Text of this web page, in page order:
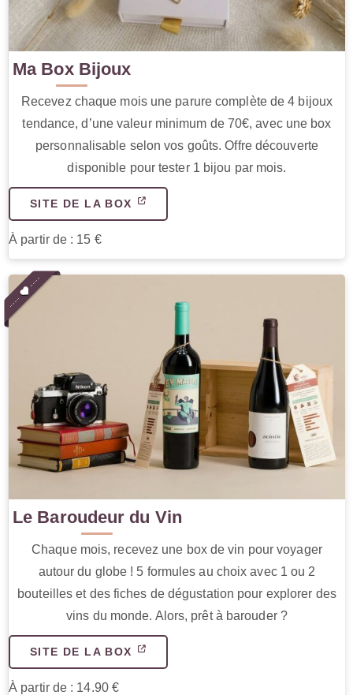
Ma Box Bijoux
Recevez chaque mois une parure complète de 4 bijoux
tendance, d’une valeur minimum de 70€, avec une box
personnalisable selon vos goûts. Offre découverte
disponible pour tester 1 bijou par mois.
SITE DE LA BOX
À partir de : 15 €
Le Baroudeur du Vin
Chaque mois, recevez une box de vin pour voyager
autour du globe ! 5 formules au choix avec 1 ou 2
bouteilles et des fiches de dégustation pour explorer des
vins du monde. Alors, prêt à barouder ?
SITE DE LA BOX
À partir de : 14.90 €